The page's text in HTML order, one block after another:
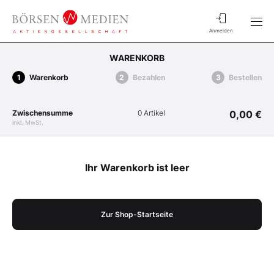
Anmelden
WARENKORB
Warenkorb Bezahlen Bestellen
Zwischensumme
inkl. MwSt.
0 Artikel 0,00 €
Ihr Warenkorb ist leer
Zur Shop-Startseite